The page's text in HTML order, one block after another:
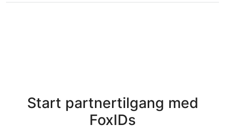
Start partnertilgang med
FoxIDs